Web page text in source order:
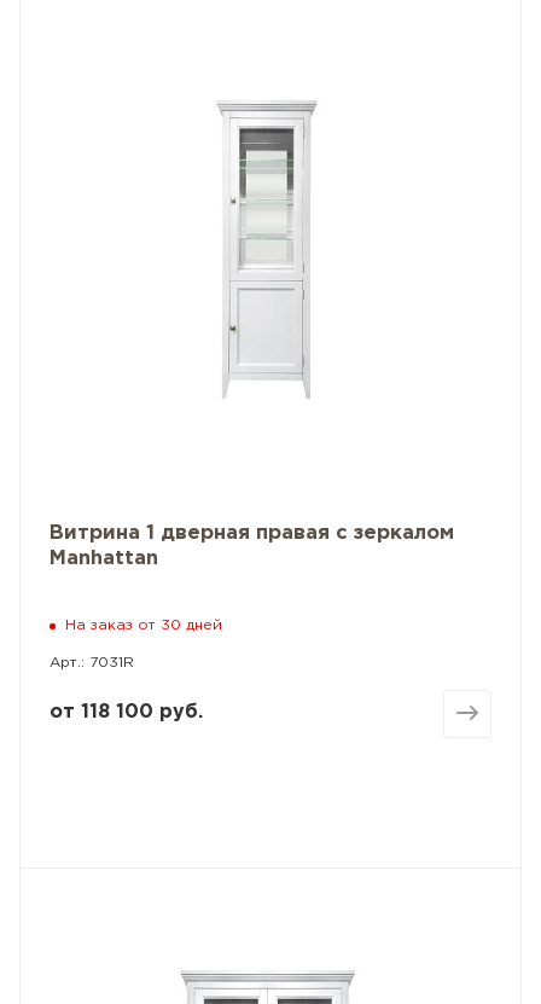
Витрина 1 дверная правая с зеркалом
Manhattan
На заказ от 30 дней
Арт.: 7031R
от 118 100 руб.